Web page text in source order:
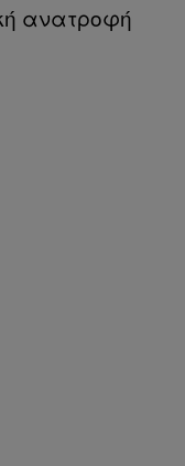
ανατροφή